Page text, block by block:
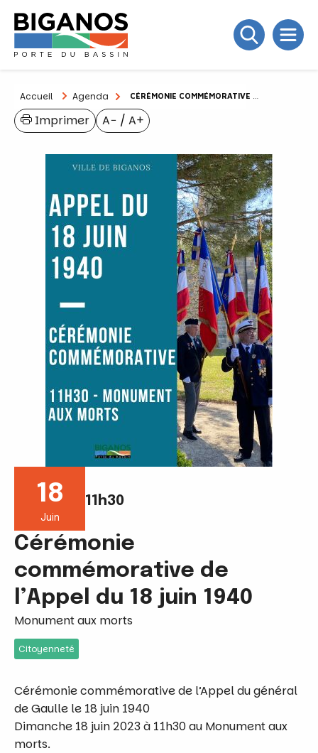
Accueil Agenda CÉRÉMONIE COMMÉMORATIVE DE L’APPEL DU 18 JUIN 1940
A− / A+
Imprimer
18
Juin
11h30
Cérémonie
commémorative de
l’Appel du 18 juin 1940
Monument aux morts
Citoyenneté
Cérémonie commémorative de l’Appel du général
de Gaulle le 18 juin 1940
Dimanche 18 juin 2023 à 11h30 au Monument aux
morts.